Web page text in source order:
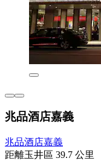
兆品酒店嘉義
兆品酒店嘉義
距離玉井區 39.7 公里